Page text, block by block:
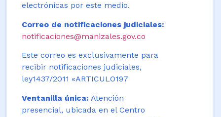
electrónicas por este medio.
Correo de notificaciones judiciales:
notificaciones@manizales.gov.co
Este correo es exclusivamente para
recibir notificaciones judiciales,
ley1437/2011 «ARTICULO197
Ventanilla única: Atención
presencial, ubicada en el Centro